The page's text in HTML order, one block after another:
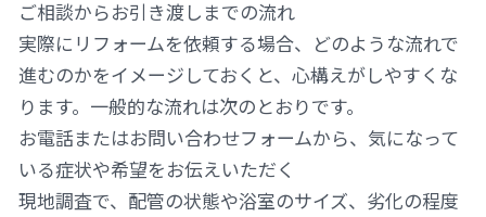
ご相談からお引き渡しまでの流れ
実際にリフォームを依頼する場合、どのような流れで
進むのかをイメージしておくと、心構えがしやすくな
ります。一般的な流れは次のとおりです。
お電話またはお問い合わせフォームから、気になって
いる症状や希望をお伝えいただく
現地調査で、配管の状態や浴室のサイズ、劣化の程度